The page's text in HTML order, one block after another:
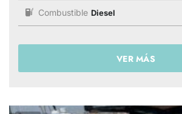
Combustible Diesel
VER MÁS